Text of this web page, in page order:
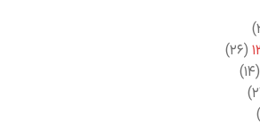
(۲۶)
(۱۴)